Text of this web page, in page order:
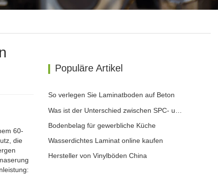
60-
die
Populäre Artikel
So verlegen Sie Laminatboden auf Beton
Bodenbelag für gewerbliche Küche
Wasserdichtes Laminat online kaufen
Hersteller von Vinylböden China